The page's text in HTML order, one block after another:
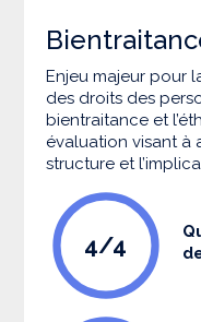
Enjeu majeur pour
des droits des
bientraitance et
évaluation visant à
structure et
4/4